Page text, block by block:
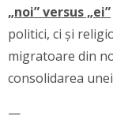
„noi” versus „ei”
politici, ci și
migratoare din
consolidarea
—